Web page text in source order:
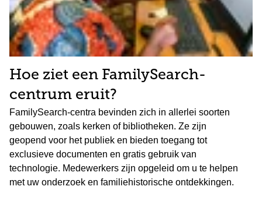
Hoe ziet een FamilySearch-
centrum eruit?
FamilySearch-centra bevinden zich in allerlei soorten
gebouwen, zoals kerken of bibliotheken. Ze zijn
geopend voor het publiek en bieden toegang tot
exclusieve documenten en gratis gebruik van
technologie. Medewerkers zijn opgeleid om u te helpen
met uw onderzoek en familiehistorische ontdekkingen.